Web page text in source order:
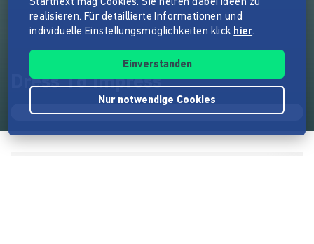
Dress To Impress
Startnext mag Cookies. Sie helfen dabei Ideen zu
realisieren. Für detaillierte Informationen und
individuelle Einstellungsmöglichkeiten klick hier.
Einverstanden
Nur notwendige Cookies